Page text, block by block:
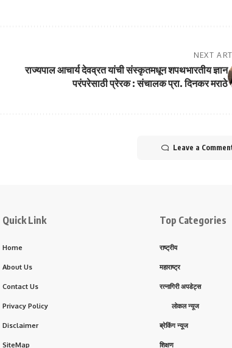
NEXT
राज्यपाल आचार्य देवव्रत यांची संस्कृतमधून शपथभारतीय ज्ञान
परंपरेसाठी प्रेरक : संचालक प्रा. दिनकर मराठे
Leave a
Quick Link
Home
About Us
Contact Us
Privacy Policy
Disclaimer
SiteMap
Top Categories
राष्ट्रीय
महाराष्ट्र
रत्नागिरी अपडेट्स
लोकल न्यूज
ब्रेकिंग न्यूज
शिक्षण